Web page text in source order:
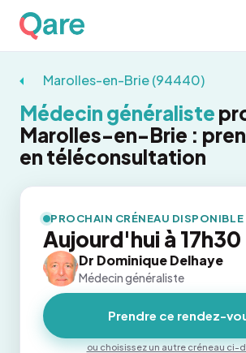
Marolles-en-Brie (94440)
Médecin généraliste
Marolles-en-Brie :
en téléconsultation
PROCHAIN CRÉNEAU DISPONIBLE
Aujourd'hui à 17h30
Dr Dominique Delhaye
Médecin généraliste
Prendre ce rendez-
ou choisissez un autre créneau ci-